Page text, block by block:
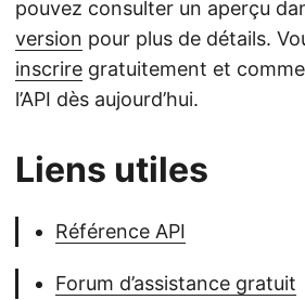
pouvez consulter un aperçu
version pour plus de détails.
inscrire gratuitement et
l’API dès aujourd’hui.
Liens utiles
Référence API
Forum d’assistance gratuit